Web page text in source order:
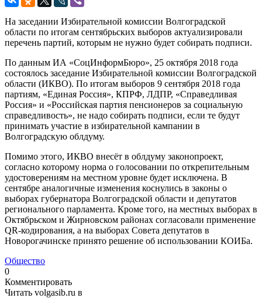
На заседании Избирательной комиссии Волгоградской
области по итогам сентябрьских выборов актуализировали
перечень партий, которым не нужно будет собирать подписи.
По данным ИА «СоцИнформБюро», 25 октября 2018 года
состоялось заседание Избирательной комиссии Волгоградской
области (ИКВО). По итогам выборов 9 сентября 2018 года
партиям, «Единая Россия», КПРФ, ЛДПР, «Справедливая
Россия» и «Российская партия пенсионеров за социальную
справедливость», не надо собирать подписи, если те будут
принимать участие в избирательной кампании в
Волгоградскую облдуму.
Помимо этого, ИКВО внесёт в облдуму законопроект,
согласно которому норма о голосовании по открепительным
удостоверениям на местном уровне будет исключена. В
сентябре аналогичные изменения коснулись в законы о
выборах губернатора Волгоградской области и депутатов
регионального парламента. Кроме того, на местных выборах в
Октябрьском и Жирновском районах согласовали применение
QR-кодирования, а на выборах Совета депутатов в
Новорогачинске принято решение об использовании КОИБа.
Общество
0
Комментировать
Читать volgasib.ru в